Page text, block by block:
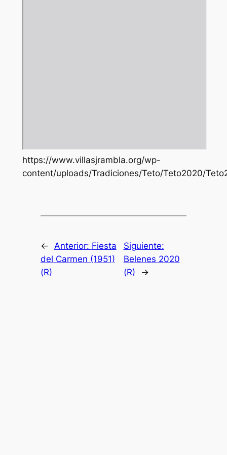
https://www.villasjrambla.org/wp-
content/uploads/Tradiciones/Teto/Teto2020/
← Anterior: Fiesta
del Carmen (1951)
(R)
Siguiente:
Belenes 2020
(R)
→